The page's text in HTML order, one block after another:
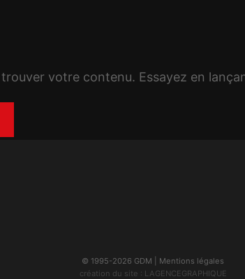
votre contenu. Essayez en
© 1995-2026 GDM | Mentions légales
création du site : LAGENCEGRAPHIQUE